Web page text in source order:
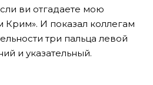
ви отгадаете мою
Крим». И показал коллегам
три пальца левой
и указательный.